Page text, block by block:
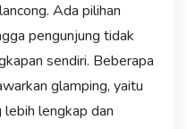
Ada pilihan
pengunjung tidak
sendiri. Beberapa
glamping, yaitu
lengkap dan